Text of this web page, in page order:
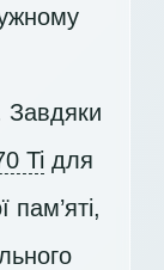
Завдяки
Ti для
пам’яті,